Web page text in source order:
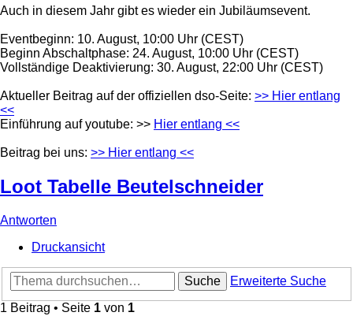
Auch in diesem Jahr gibt es wieder ein Jubiläumsevent.
Eventbeginn: 10. August, 10:00 Uhr (CEST)
Beginn Abschaltphase: 24. August, 10:00 Uhr (CEST)
Vollständige Deaktivierung: 30. August, 22:00 Uhr (CEST)
Aktueller Beitrag auf der offiziellen dso-Seite: >> Hier entlang
<<
Einführung auf youtube: >> Hier entlang <<
Beitrag bei uns: >> Hier entlang <<
Loot Tabelle Beutelschneider
Antworten
Druckansicht
Suche
Erweiterte Suche
1 Beitrag • Seite 1 von 1